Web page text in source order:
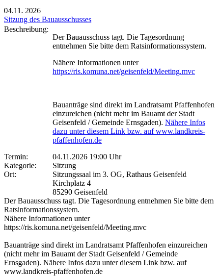
04.11. 2026
Sitzung des Bauausschusses
Beschreibung:
Der Bauausschuss tagt. Die Tagesordnung
entnehmen Sie bitte dem Ratsinformationssystem.
Nähere Informationen unter
https://ris.komuna.net/geisenfeld/Meeting.mvc
Bauanträge sind direkt im Landratsamt Pfaffenhofen
einzureichen (nicht mehr im Bauamt der Stadt
Geisenfeld / Gemeinde Ernsgaden). Nähere Infos
dazu unter diesem Link bzw. auf www.landkreis-
pfaffenhofen.de
Termin:
04.11.2026 19:00 Uhr
Kategorie:
Sitzung
Ort:
Sitzungssaal im 3. OG, Rathaus Geisenfeld
Kirchplatz 4
85290 Geisenfeld
Der Bauausschuss tagt. Die Tagesordnung entnehmen Sie bitte dem
Ratsinformationssystem.
Nähere Informationen unter
https://ris.komuna.net/geisenfeld/Meeting.mvc
Bauanträge sind direkt im Landratsamt Pfaffenhofen einzureichen
(nicht mehr im Bauamt der Stadt Geisenfeld / Gemeinde
Ernsgaden). Nähere Infos dazu unter diesem Link bzw. auf
www.landkreis-pfaffenhofen.de